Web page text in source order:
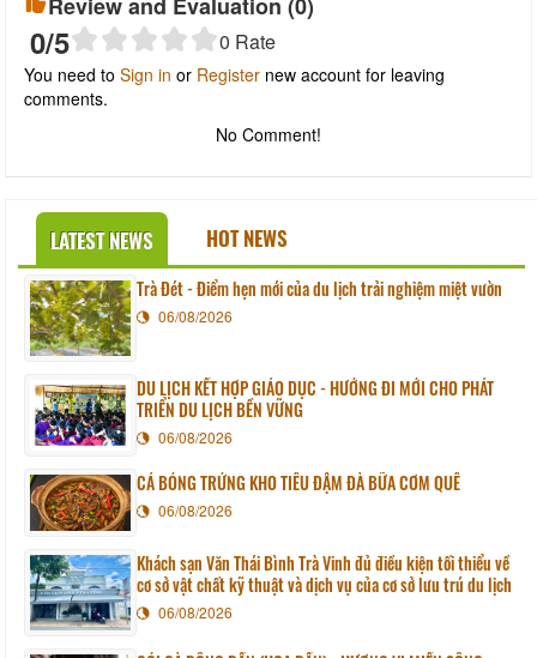
0/5 0 Rate
You need to Sign in or Register new account for leaving
comments.
No Comment!
LATEST NEWS HOT NEWS
Trà Đét - Điểm hẹn mới của du lịch trải nghiệm miệt vườn
06/08/2026
DU LỊCH KẾT HỢP GIÁO DỤC - HƯỚNG ĐI MỚI CHO PHÁT
TRIỂN DU LỊCH BỀN VỮNG
06/08/2026
CÁ BÓNG TRỨNG KHO TIÊU ĐẬM ĐÀ BỮA CƠM QUÊ
06/08/2026
Khách sạn Văn Thái Bình Trà Vinh đủ điều kiện tối thiểu về
cơ sở vật chất kỹ thuật và dịch vụ của cơ sở lưu trú du lịch
06/08/2026